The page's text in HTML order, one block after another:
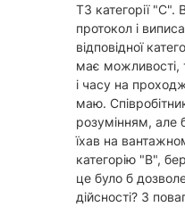
ТЗ категорії
протокол і
відповідної
має можливості,
і часу на
маю.
розумінням, але
їхав на
категорію "В",
це було б
дійсності? З